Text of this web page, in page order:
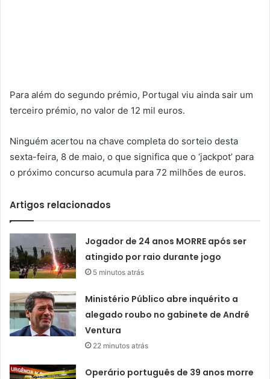
Para além do segundo prémio, Portugal viu ainda sair um
terceiro prémio, no valor de 12 mil euros.
Ninguém acertou na chave completa do sorteio desta
sexta-feira, 8 de maio, o que significa que o ‘jackpot’ para
o próximo concurso acumula para 72 milhões de euros.
Artigos relacionados
Jogador de 24 anos MORRE após ser
atingido por raio durante jogo
5 minutos atrás
Ministério Público abre inquérito a
alegado roubo no gabinete de André
Ventura
22 minutos atrás
Operário português de 39 anos morre